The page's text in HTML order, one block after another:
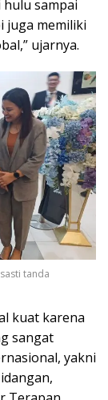
sampai
juga memiliki
ujarnya.
tanda
kuat karena
sangat
yakni